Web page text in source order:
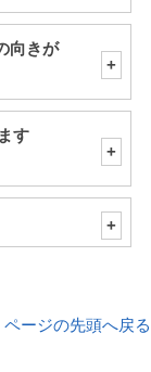
向きが
す
ページの先頭へ戻る